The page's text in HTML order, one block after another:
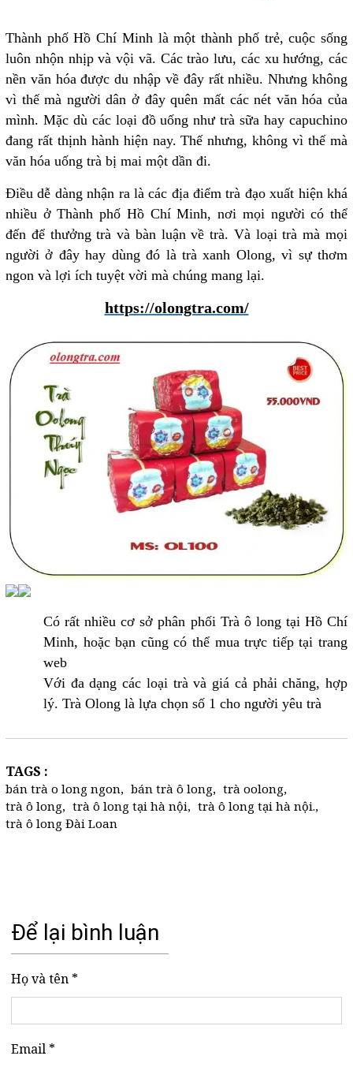
Thành phố Hồ Chí Minh là một thành phố trẻ, cuộc sống
luôn nhộn nhịp và vội vã. Các trào lưu, các xu hướng, các
nền văn hóa được du nhập về đây rất nhiều. Nhưng không
vì thế mà người dân ở đây quên mất các nét văn hóa của
mình. Mặc dù các loại đồ uống như trà sữa hay capuchino
đang rất thịnh hành hiện nay. Thế nhưng, không vì thế mà
văn hóa uống trà bị mai một dần đi.
Điều dễ dàng nhận ra là các địa điểm trà đạo xuất hiện khá
nhiều ở Thành phố Hồ Chí Minh, nơi mọi người có thể
đến để thưởng trà và bàn luận về trà. Và loại trà mà mọi
người ở đây hay dùng đó là trà xanh Olong, vì sự thơm
ngon và lợi ích tuyệt vời mà chúng mang lại.
https://olongtra.com/
Có rất nhiều cơ sở phân phối Trà ô long tại Hồ Chí
Minh, hoặc bạn cũng có thể mua trực tiếp tại trang
web
Với đa dạng các loại trà và giá cả phải chăng, hợp
lý. Trà Olong là lựa chọn số 1 cho người yêu trà
TAGS :
bán trà o long ngon, bán trà ô long, trà oolong,
trà ô long, trà ô long tại hà nội, trà ô long tại hà nội.,
trà ô long Đài Loan
Để lại bình luận
Họ và tên *
Email *